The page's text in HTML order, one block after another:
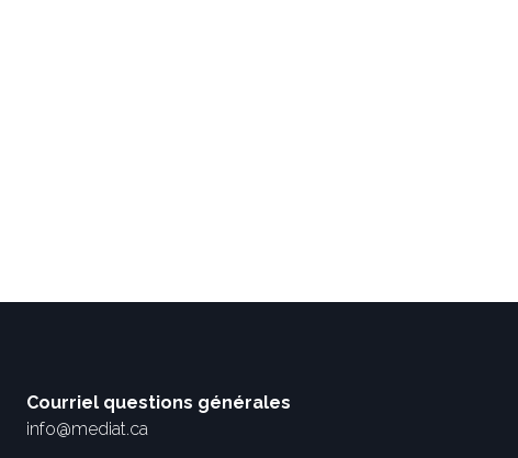
Courriel questions générales
info@mediat.ca